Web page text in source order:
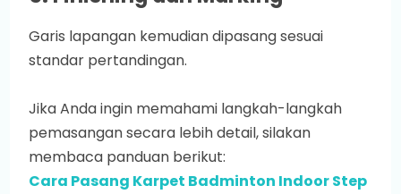
Garis lapangan kemudian dipasang sesuai
standar pertandingan.
Jika Anda ingin memahami langkah-langkah
pemasangan secara lebih detail, silakan
membaca panduan berikut:
Cara Pasang Karpet Badminton Indoor Step